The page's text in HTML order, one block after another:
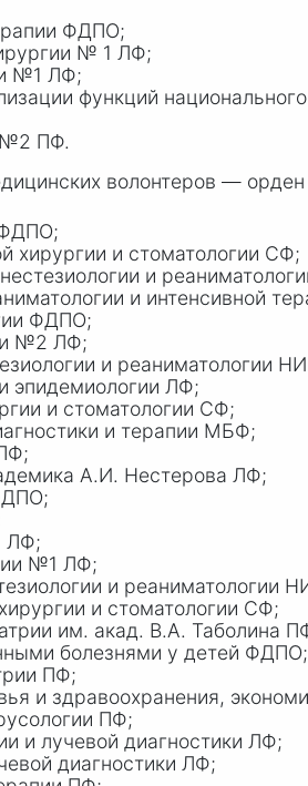
ФДПО;
№ 1 ЛФ;
№1 ЛФ;
функций
№2 ПФ.
волонтеров —
ФДПО;
хирургии и стоматологии СФ;
и
и интенсивной
ФДПО;
№2 ЛФ;
и реаниматологии
эпидемиологии ЛФ;
и стоматологии СФ;
и терапии МБФ;
А.И. Нестерова ЛФ;
ЛФ;
№1 ЛФ;
и реаниматологии
и стоматологии СФ;
им. акад. В.А. Таболина
болезнями у детей ФДПО;
ПФ;
и здравоохранения,
ПФ;
и лучевой диагностики ЛФ;
диагностики ЛФ;